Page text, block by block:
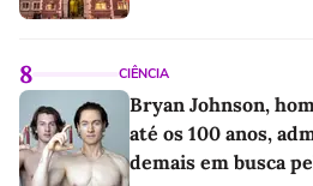
8 CIÊNCIA
Bryan Johnson,
até os 100 anos,
demais em busca